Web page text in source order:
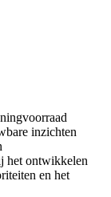
inzichten
het ontwikkelen
en het